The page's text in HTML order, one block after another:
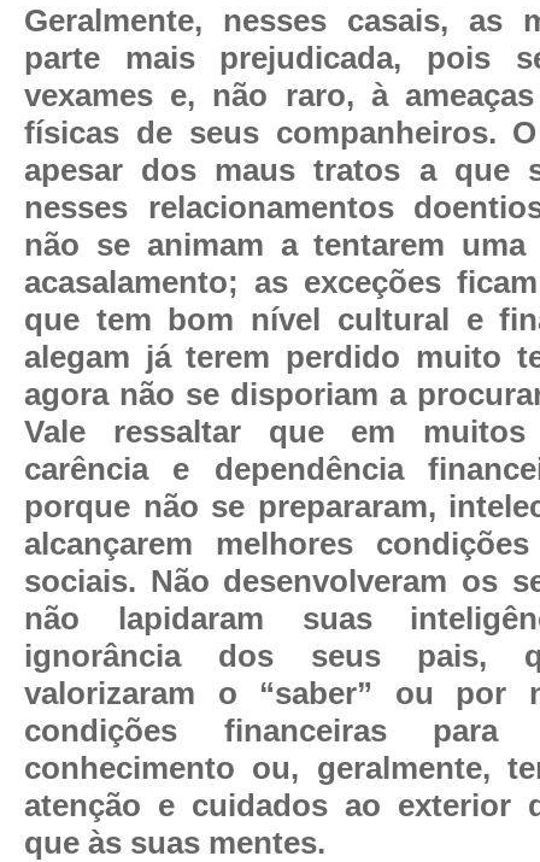
Geralmente, nesses casais, as
parte mais prejudicada, pois
vexames e, não raro, à
físicas de seus companheiros.
apesar dos maus tratos a que
nesses relacionamentos
não se animam a tentarem
acasalamento; as exceções
que tem bom nível cultural e
alegam já terem perdido muito
agora não se disporiam a
Vale ressaltar que em
carência e dependência
porque não se prepararam,
alcançarem melhores
sociais. Não desenvolveram os
não lapidaram suas
ignorância dos seus pais,
valorizaram o “saber” ou por
condições financeiras para
conhecimento ou, geralmente,
atenção e cuidados ao exterior
que às suas mentes.